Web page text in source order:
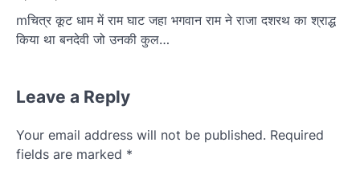
mचित्र कूट धाम में राम घाट जहा भगवान राम ने राजा दशरथ का श्राद्ध
किया था बनदेवी जो उनकी कुल…
Leave a Reply
Your email address will not be published. Required
fields are marked *